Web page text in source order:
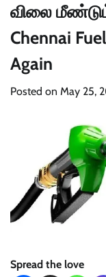
விலை
Chennai
Again
Posted on May 25,
Spread the love